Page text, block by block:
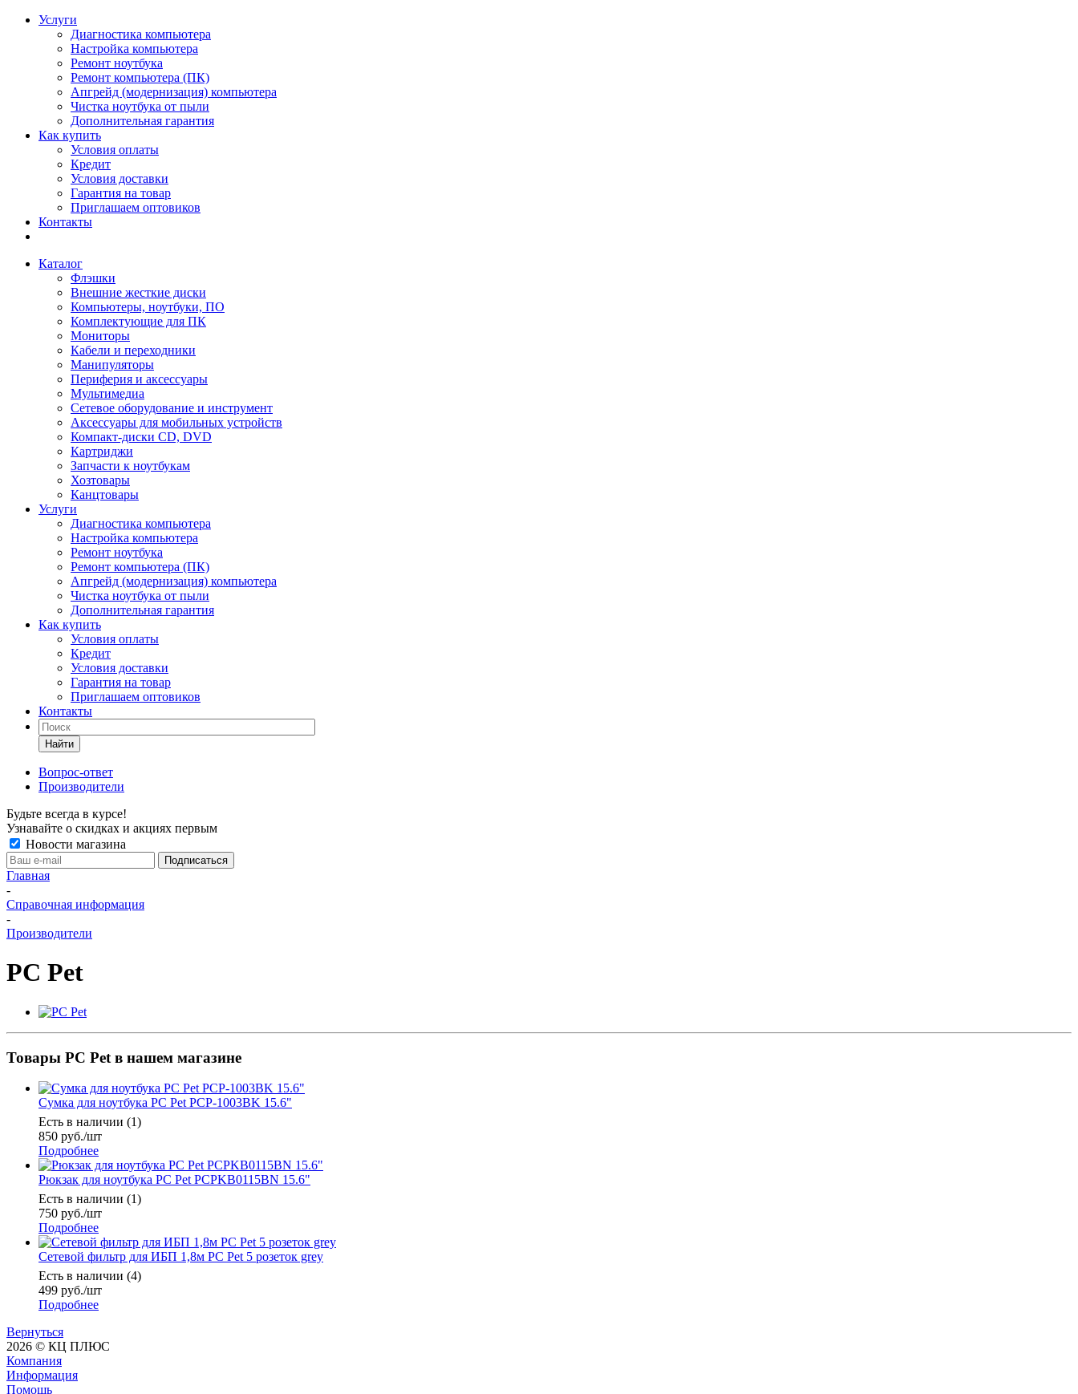
Услуги
Диагностика компьютера
Настройка компьютера
Ремонт ноутбука
Ремонт компьютера (ПК)
Апгрейд (модернизация) компьютера
Чистка ноутбука от пыли
Дополнительная гарантия
Как купить
Условия оплаты
Кредит
Условия доставки
Гарантия на товар
Приглашаем оптовиков
Контакты
Каталог
Флэшки
Внешние жесткие диски
Компьютеры, ноутбуки, ПО
Комплектующие для ПК
Мониторы
Кабели и переходники
Манипуляторы
Периферия и аксессуары
Мультимедиа
Сетевое оборудование и инструмент
Аксессуары для мобильных устройств
Компакт-диски CD, DVD
Картриджи
Запчасти к ноутбукам
Хозтовары
Канцтовары
Услуги
Диагностика компьютера
Настройка компьютера
Ремонт ноутбука
Ремонт компьютера (ПК)
Апгрейд (модернизация) компьютера
Чистка ноутбука от пыли
Дополнительная гарантия
Как купить
Условия оплаты
Кредит
Условия доставки
Гарантия на товар
Приглашаем оптовиков
Контакты
Найти
Вопрос-ответ
Производители
Будьте всегда в курсе!
Узнавайте о скидках и акциях первым
Новости магазина
Главная
-
Справочная информация
-
Производители
PC Pet
Товары PC Pet в нашем магазине
Сумка для ноутбука PC Pet PCP-1003BK 15.6"
Есть в наличии (1)
850 руб./шт
Подробнее
Рюкзак для ноутбука PC Pet PCPKB0115BN 15.6"
Есть в наличии (1)
750 руб./шт
Подробнее
Сетевой фильтр для ИБП 1,8м PC Pet 5 розеток grey
Есть в наличии (4)
499 руб./шт
Подробнее
Вернуться
2026 © КЦ ПЛЮС
Компания
Информация
Помощь